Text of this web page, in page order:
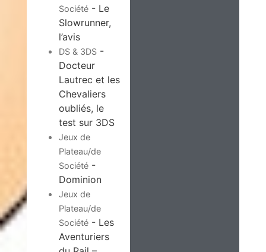
Société - Le
Slowrunner,
l’avis
DS & 3DS -
Docteur
Lautrec et les
Chevaliers
oubliés, le
test sur 3DS
Jeux de
Plateau/de
Société -
Dominion
Jeux de
Plateau/de
Société - Les
Aventuriers